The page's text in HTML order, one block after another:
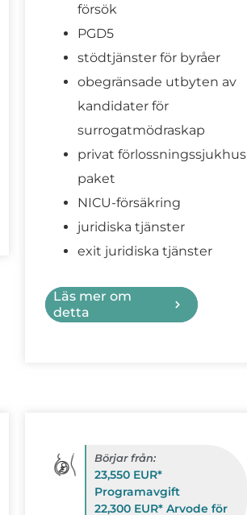
försök
PGD5
stödtjänster för byråer
obegränsade utbyten av
kandidater för
surrogatmödraskap
privat förlossningssjukhus
paket
NICU-försäkring
juridiska tjänster
exit juridiska tjänster
Läs mer om
detta
Börjar från:
23,550 EUR*
Programavgift
22,300 EUR* Arvode för